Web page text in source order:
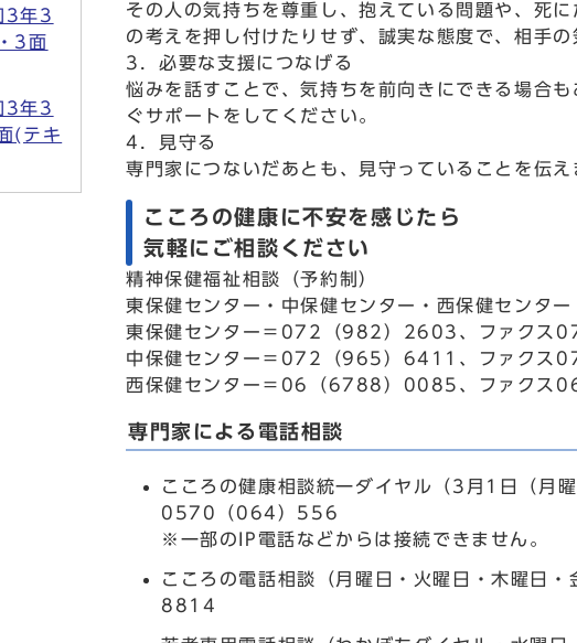
その人の気持ちを尊重し、抱えている問題や、死
の考えを押し付けたりせず、誠実な態度で、相手
3．必要な支援につなげる
悩みを話すことで、気持ちを前向きにできる場合
ぐサポートをしてください。
4．見守る
専門家につないだあとも、見守っていることを伝え
こころの健康に不安を感じたら
気軽にご相談ください
精神保健福祉相談（予約制）
東保健センター・中保健センター・西保健センタ
東保健センター＝072（982）2603、ファクス
中保健センター＝072（965）6411、ファクス
西保健センター＝06（6788）0085、ファクス
専門家による電話相談
こころの健康相談統一ダイヤル（3月1日（
0570（064）556
※一部のIP電話などからは接続できません。
こころの電話相談（月曜日・火曜日・木曜日
8814
3年3
3面
3年3
(テキ